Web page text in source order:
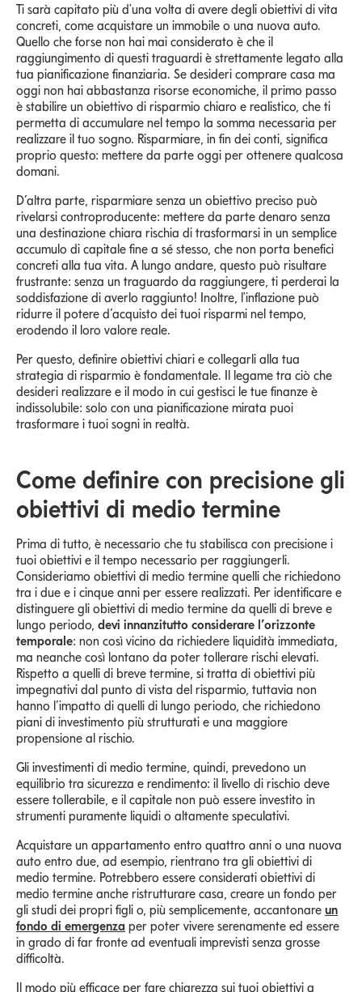
Ti sarà capitato più d'una volta di avere degli obiettivi di vita
concreti, come acquistare un immobile o una nuova auto.
Quello che forse non hai mai considerato è che il
raggiungimento di questi traguardi è strettamente legato alla
tua pianificazione finanziaria. Se desideri comprare casa ma
oggi non hai abbastanza risorse economiche, il primo passo
è stabilire un obiettivo di risparmio chiaro e realistico, che ti
permetta di accumulare nel tempo la somma necessaria per
realizzare il tuo sogno. Risparmiare, in fin dei conti, significa
proprio questo: mettere da parte oggi per ottenere qualcosa
domani.
D’altra parte, risparmiare senza un obiettivo preciso può
rivelarsi controproducente: mettere da parte denaro senza
una destinazione chiara rischia di trasformarsi in un semplice
accumulo di capitale fine a sé stesso, che non porta benefici
concreti alla tua vita. A lungo andare, questo può risultare
frustrante: senza un traguardo da raggiungere, ti perderai la
soddisfazione di averlo raggiunto! Inoltre, l'inflazione può
ridurre il potere d’acquisto dei tuoi risparmi nel tempo,
erodendo il loro valore reale.
Per questo, definire obiettivi chiari e collegarli alla tua
strategia di risparmio è fondamentale. Il legame tra ciò che
desideri realizzare e il modo in cui gestisci le tue finanze è
indissolubile: solo con una pianificazione mirata puoi
trasformare i tuoi sogni in realtà.
Come definire con precisione gli
obiettivi di medio termine
Prima di tutto, è necessario che tu stabilisca con precisione i
tuoi obiettivi e il tempo necessario per raggiungerli.
Consideriamo obiettivi di medio termine quelli che richiedono
tra i due e i cinque anni per essere realizzati. Per identificare e
distinguere gli obiettivi di medio termine da quelli di breve e
lungo periodo, devi innanzitutto considerare l’orizzonte
temporale: non così vicino da richiedere liquidità immediata,
ma neanche così lontano da poter tollerare rischi elevati.
Rispetto a quelli di breve termine, si tratta di obiettivi più
impegnativi dal punto di vista del risparmio, tuttavia non
hanno l’impatto di quelli di lungo periodo, che richiedono
piani di investimento più strutturati e una maggiore
propensione al rischio.
Gli investimenti di medio termine, quindi, prevedono un
equilibrio tra sicurezza e rendimento: il livello di rischio deve
essere tollerabile, e il capitale non può essere investito in
strumenti puramente liquidi o altamente speculativi.
Acquistare un appartamento entro quattro anni o una nuova
auto entro due, ad esempio, rientrano tra gli obiettivi di
medio termine. Potrebbero essere considerati obiettivi di
medio termine anche ristrutturare casa, creare un fondo per
gli studi dei propri figli o, più semplicemente, accantonare un
fondo di emergenza per poter vivere serenamente ed essere
in grado di far fronte ad eventuali imprevisti senza grosse
difficoltà.
Il modo più efficace per fare chiarezza sui tuoi obiettivi a